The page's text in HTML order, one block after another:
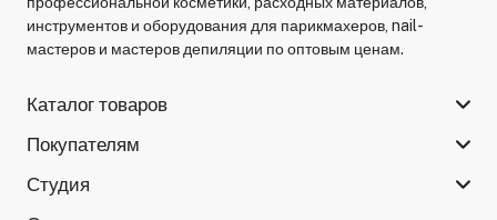
инструментов и оборудования для парикмахеров, nail-
мастеров и мастеров депиляции по оптовым ценам.
Каталог товаров
Покупателям
Студия